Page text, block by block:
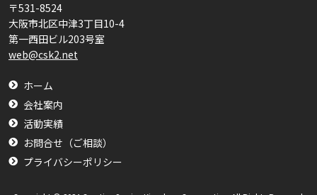
〒531-8524
大阪市北区中津3丁目10-4
第一西田ビル203号室
web@csk2.net
ホーム
会社案内
活動実績
お問合せ（ご相談）
プライバシーポリシー